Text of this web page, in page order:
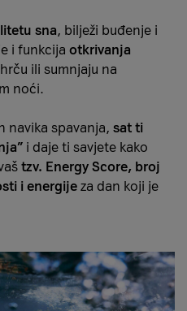
sna, bilježi buđenje i
i funkcija otkrivanja
ili sumnjaju na
noći.
navika spavanja, sat ti
i daje ti savjete kako
tzv. Energy Score, broj
i energije za dan koji je